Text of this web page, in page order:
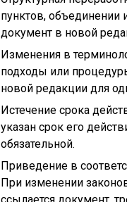
пунктов, объединении
документ в новой
Изменения в
подходы или
новой редакции для
Истечение срока
указан срок его
обязательной.
Приведение в
При изменении
ссылается документ,